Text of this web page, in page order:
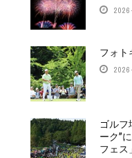
フォト
ゴルフ
ーク”
フェス